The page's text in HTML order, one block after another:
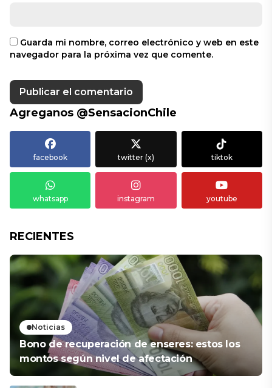
Guarda mi nombre, correo electrónico y web en este
navegador para la próxima vez que comente.
Agreganos @SensacionChile
facebook twitter (x) tiktok
whatsapp instagram youtube
RECIENTES
Noticias
Bono de recuperación de enseres: estos los
montos según nivel de afectación